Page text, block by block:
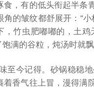
，有的低头衔起半条
的皱纹都舒展开：“
，竹虫肥嘟嘟的，土
满的谷粒，炖汤时就
至今记得。砂锅稳稳
香气往上冒，漫得满